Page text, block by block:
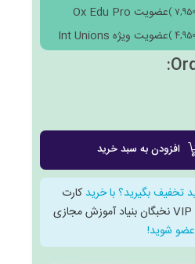
عضویت Ox Edu Pro)
عضویت ویژه Int Unions)
افزودن به سبد خرید
تخفیف بگیرید؟ با خرید کارت
عضویت VIP نخبگان بنیاد آموزش مجازی
عضو شوید!